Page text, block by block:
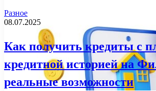
Разное
08.07.2025
Как получить кредиты с
кредитной историей на
реальные возможности